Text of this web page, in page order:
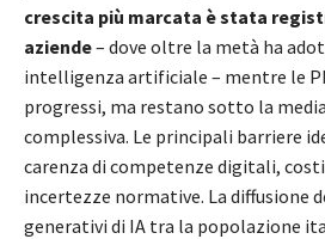
crescita più marcata è stata
aziende– dove oltre la metà ha
intelligenza artificiale – mentre le
progressi, ma restano sotto la
complessiva. Le principali barriere
carenza di competenze digitali,
incertezze normative. La diffusione
generativi di IA tra la popolazione